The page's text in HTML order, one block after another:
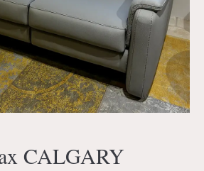
CALGARY